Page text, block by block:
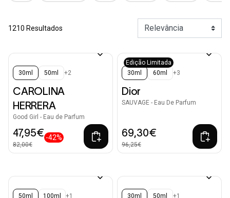
1210 Resultados
30ml 50ml +2
CAROLINA
HERRERA
Good Girl - Eau de Parfum
47,95€
82,00€
-42%
Edição Limitada
30ml
60ml +3
Dior
SAUVAGE - Eau De Parfum
69,30€
96,25€
50ml 100ml +1 30ml 50ml +1